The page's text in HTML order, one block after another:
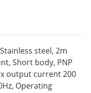
steel, 2m
Short body, PNP
output current 200
Operating